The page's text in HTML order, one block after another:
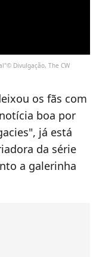
Divulgação, The CW
os fãs com
boa por
já está
da série
a galerinha